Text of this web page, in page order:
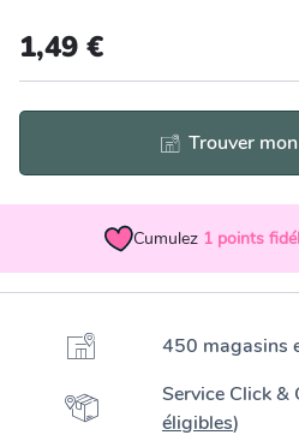
1,49 €
Trouver
Cumulez 1 points
450 magasins
Service Click &
éligibles)